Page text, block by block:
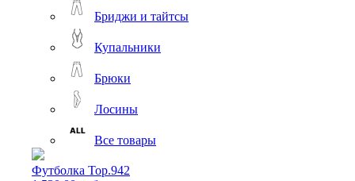
Бриджи и тайтсы
Купальники
Брюки
Лосины
Все товары
Футболка Top.942